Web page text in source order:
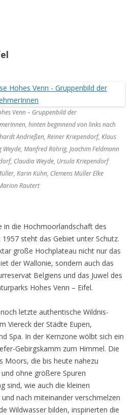
Venn – Gruppenbild der
hinten beginnend von links nach
Andrießen, Reiner Kriependorf, Klaus
Weyde, Manfred Röhrig, Joachim Feldmann
Claudia Weyde, Ursula Kriependorf
Karin Kühn, Clemens Müller Elke
Rautert
in die Hochmoorlandschaft des
steht das Gebiet unter Schutz.
große Hochplateau nicht nur das
der Wallonie, sondern auch das
Belgiens und das Juwel des
Hohes Venn – Eifel.
letzte authentische Wildnis-
Viereck der Städte Eupen,
Spa. In der Kernzone wölbt sich ein
Gebirgskamm zum Himmel. Die
Moors, die bis heute nahezu
ohne größere Spuren
sind, wie auch die kleinen
nach miteinander verschmelzen
Wildwasser bilden, inspirierten die